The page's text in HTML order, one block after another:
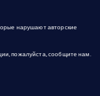
нарушают авторские
пожалуйста, сообщите нам.